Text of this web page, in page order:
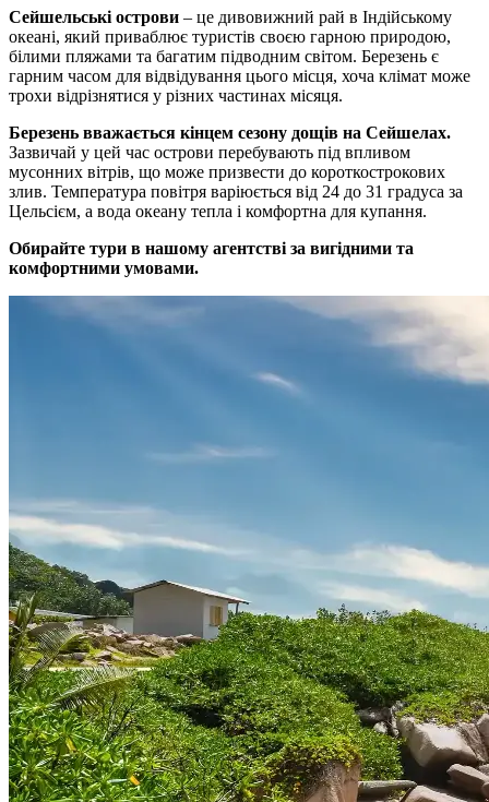
Сейшельські острови – це дивовижний рай в Індійському
океані, який приваблює туристів своєю гарною природою,
білими пляжами та багатим підводним світом. Березень є
гарним часом для відвідування цього місця, хоча клімат може
трохи відрізнятися у різних частинах місяця.
Березень вважається кінцем сезону дощів на Сейшелах.
Зазвичай у цей час острови перебувають під впливом
мусонних вітрів, що може призвести до короткострокових
злив. Температура повітря варіюється від 24 до 31 градуса за
Цельсієм, а вода океану тепла і комфортна для купання.
Обирайте тури в нашому агентстві за вигідними та
комфортними умовами.